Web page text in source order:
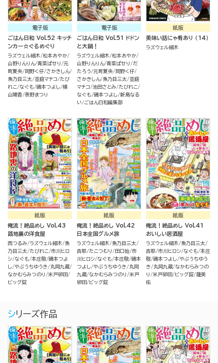
電子版
ごはん日和 Vol.52 キッチ
ンカー☆ぐるめぐり
ラズウェル細木 松本あやか
山野りんりん 青菜ぱせり
元
町夏央 岡野く仔 さかきしん
魚乃目三太
並庭マチコ たび
れこ なぐも 磯本つよし 横
山陽香 表野まつり
電子版
ごはん日和 Vol.51 ドドン
と大鍋！
ラズウェル細木 松本あやか
山野りんりん 青菜ぱせり
だ
たろう 元町夏央 岡野く仔
さかきしん 魚乃目三太
並庭
マチコ 池田さとみ たびれこ
なぐも 磯本つよし 新島なる
い
ごはん日和編集部
紙版
美味い話にゃ肴あり （14）
ラズウェル細木
紙版
俺流！絶品めし Vol.43
路地裏の洋食屋
西つるみ ラズウェル細木
魚
乃目三太 たびれこ 市川ヒロ
シ なぐも 本庄敬 磯本つよ
し やぶうちゆうき
丸岡九蔵
なかむらみつのり
米戸卵田
ビッグ錠
紙版
俺流！絶品めし Vol.42
日本全国グルメ旅
ラズウェル細木
魚乃目三太
杏耶 たこつむり 田口始 市
川ヒロシ なぐも 本庄敬 磯本
つよし やぶうちゆうき
丸岡
九蔵 なかむらみつのり
米戸
卵田
ビッグ錠
紙版
俺流！絶品めし Vol.41
おいしい居酒屋
ラズウェル細木
魚乃目三太
杏耶 市川ヒロシ なぐも 本庄
敬 磯本つよし やぶうちゆう
き
丸岡九蔵 なかむらみつの
り
米戸卵田 ビッグ錠 薩美
佑
シリーズ作品